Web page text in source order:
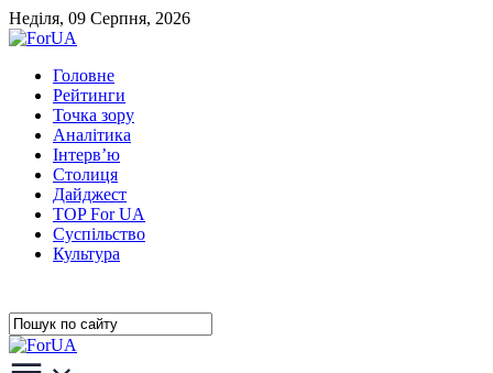
Неділя, 09 Серпня, 2026
Головне
Рейтинги
Точка зору
Аналітика
Інтерв’ю
Столиця
Дайджест
TOP For UA
Суспiльство
Культура